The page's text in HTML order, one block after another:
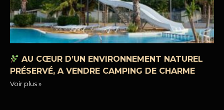
AU CŒUR D’UN ENVIRONNEMENT NATUREL
PRÉSERVÉ, A VENDRE CAMPING DE CHARME
Voir plus »